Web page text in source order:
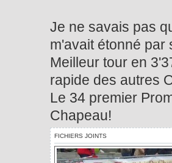
Je ne savais pas
m'avait étonné par
Meilleur tour en
rapide des autres
Le 34 premier
Chapeau!
FICHIERS JOINTS